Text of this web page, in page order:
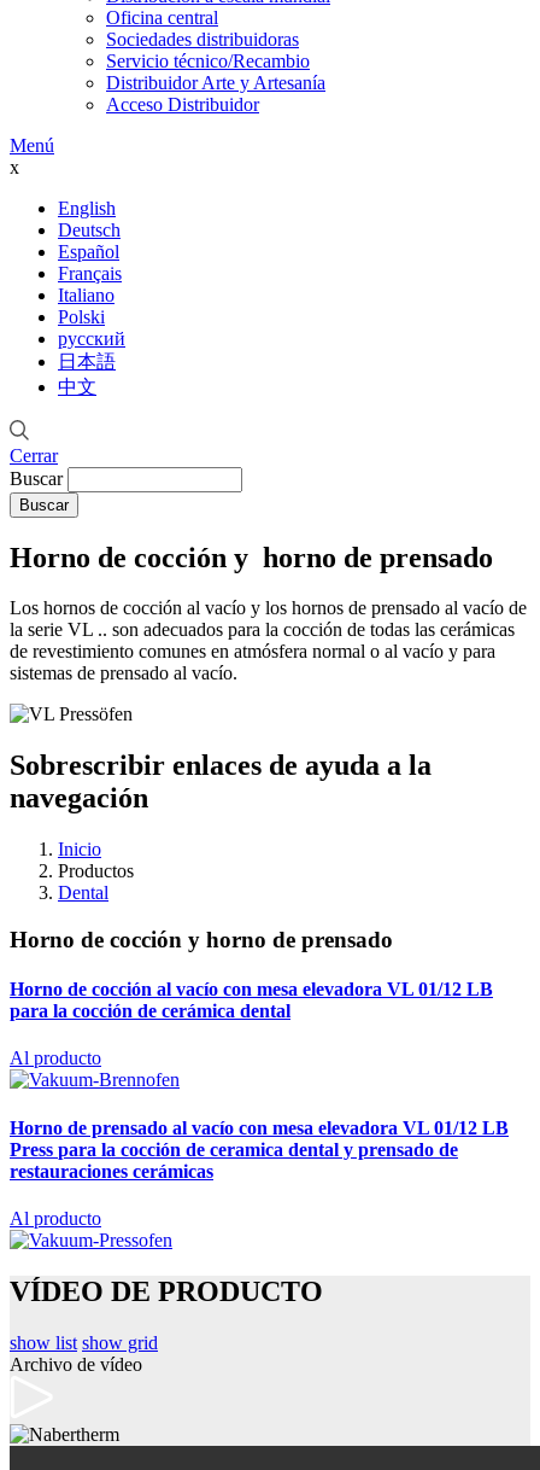
Oficina central
Sociedades distribuidoras
Servicio técnico/Recambio
Distribuidor Arte y Artesanía
Acceso Distribuidor
Menú
x
English
Deutsch
Español
Français
Italiano
Polski
русский
日本語
中文
Cerrar
Buscar
Horno de cocción y horno de prensado
Los hornos de cocción al vacío y los hornos de prensado al vacío de
la serie VL .. son adecuados para la cocción de todas las cerámicas
de revestimiento comunes en atmósfera normal o al vacío y para
sistemas de prensado al vacío.
Sobrescribir enlaces de ayuda a la
navegación
Inicio
Productos
Dental
Horno de cocción y horno de prensado
Horno de cocción al vacío con mesa elevadora VL 01/12 LB
para la cocción de cerámica dental
Al producto
Horno de prensado al vacío con mesa elevadora VL 01/12 LB
Press para la cocción de ceramica dental y prensado de
restauraciones cerámicas
Al producto
VÍDEO DE PRODUCTO
show list show grid
Archivo de vídeo